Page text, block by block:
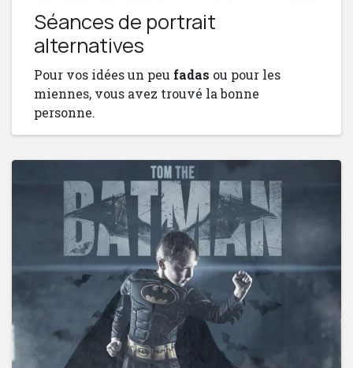
Séances de portrait
alternatives
Pour vos idées un peu fadas ou pour les
miennes, vous avez trouvé la bonne
personne.